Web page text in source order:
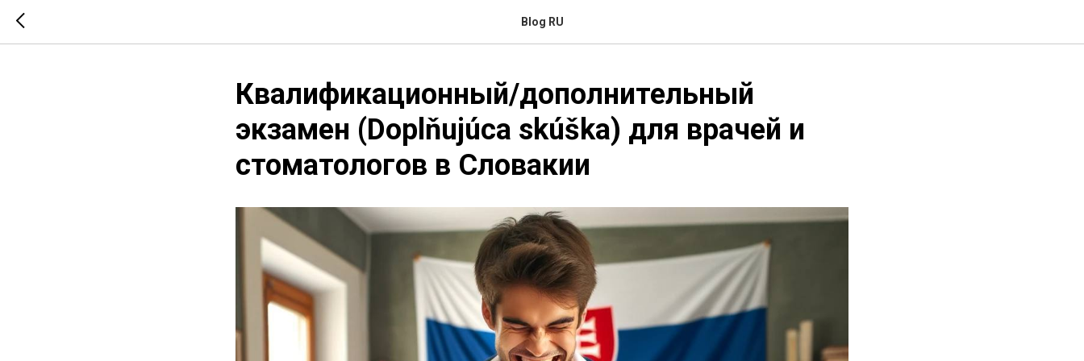
Blog RU
Квалификационный/дополнительный
экзамен (Doplňujúca skúška) для врачей и
стоматологов в Словакии